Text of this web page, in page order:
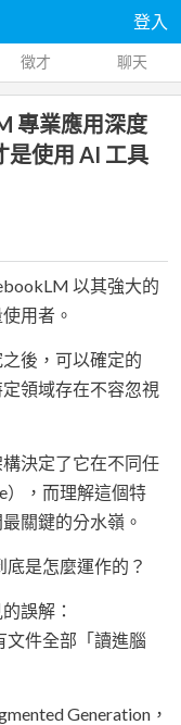
登入
徵才 聊天
專業應用深度
是使用 AI 工具
以其強大的
用者。
後，可以確定的
領域存在不容忽視
決定了它在不同任
），而理解這個特
關鍵的分水嶺。
是怎麼運作的？
誤解：
件全部「讀進腦
Generation，